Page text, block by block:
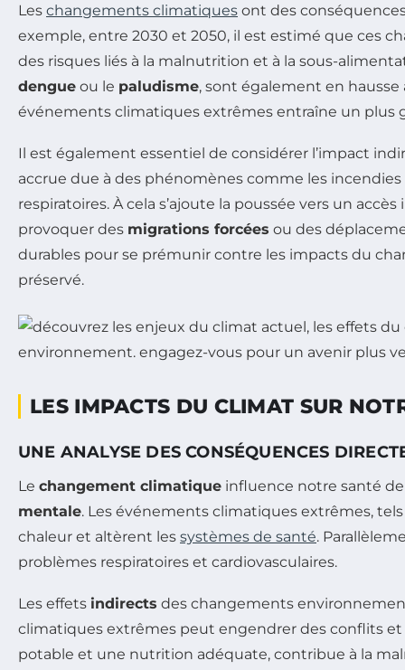
Les changements climatiques ont des
exemple, entre 2030 et 2050, il est estimé que ces
des risques liés à la malnutrition et à la sous-
dengue ou le paludisme, sont également en
événements climatiques extrêmes entraîne un plus
Il est également essentiel de considérer l’impact
accrue due à des phénomènes comme les
respiratoires. À cela s’ajoute la poussée vers un
provoquer des migrations forcées ou des
durables pour se prémunir contre les impacts du
préservé.
LES IMPACTS DU CLIMAT SUR
UNE ANALYSE DES CONSÉQUENCES
Le changement climatique influence notre santé
mentale. Les événements climatiques extrêmes,
chaleur et altèrent les systèmes de santé.
problèmes respiratoires et cardiovasculaires.
Les effets indirects des changements
climatiques extrêmes peut engendrer des conflits et
potable et une nutrition adéquate, contribue à la